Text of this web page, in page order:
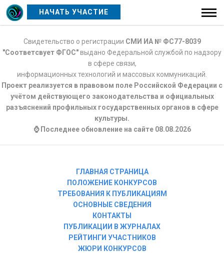
НАЧАТЬ УЧАСТИЕ
Свидетельство о регистрации СМИ ИА № ФС77-8039
"Соответсвует ФГОС"выдано Федеральной службой по надзору
в сфере связи,
информационных технологий и массовых коммуникаций.
Проект реализуется в правовом поле Российской Федерации с
учётом действующего законодательства и официальных
разъяснений профильных государственных органов в сфере
культуры.
⌚ Последнее обновление на сайте 08.08.2026
ГЛАВНАЯ СТРАНИЦА
ПОЛОЖЕНИЕ КОНКУРСОВ
ТРЕБОВАНИЯ К ПУБЛИКАЦИЯМ
ОСНОВНЫЕ СВЕДЕНИЯ
КОНТАКТЫ
ПУБЛИКАЦИИ В ЖУРНАЛАХ
РЕЙТИНГИ УЧАСТНИКОВ
ЖЮРИ КОНКУРСОВ